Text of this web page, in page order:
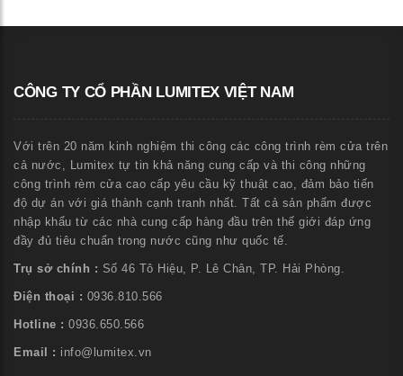
CÔNG TY CỔ PHẦN LUMITEX VIỆT NAM
Với trên 20 năm kinh nghiệm thi công các công trình rèm cửa trên
cả nước, Lumitex tự tin khả năng cung cấp và thi công những
công trình rèm cửa cao cấp yêu cầu kỹ thuật cao, đảm bảo tiến
độ dự án với giá thành cạnh tranh nhất. Tất cả sản phẩm được
nhập khẩu từ các nhà cung cấp hàng đầu trên thế giới đáp ứng
đầy đủ tiêu chuẩn trong nước cũng như quốc tế.
Trụ sở chính : Số 46 Tô Hiệu, P. Lê Chân, TP. Hải Phòng.
Điện thoại : 0936.810.566
Hotline : 0936.650.566
Email : info@lumitex.vn